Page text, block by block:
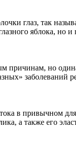
глаз, так
яблока, но
причинам, но
в привычном
а также его